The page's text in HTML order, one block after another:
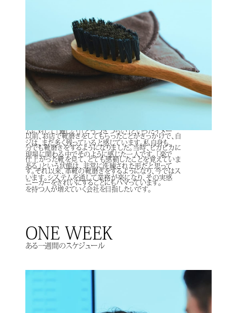
FUTURE
私の未来
私が目指す未来は、「現場の方々が少しでも楽にITに
触れられる」ようになることです。現在では携帯やPC
ムに対して「難しい」「とっつきづらい」といったイメー
ジは、まだ多く残っていると感じています。私自身も、
現場に関わる中でそのように感じた一人です。「楽で
ある」という状態は、非常に洗練された形だと思って
います。システムを通して業務が楽になり、その実感
を持つ人が増えていく会社を目指したいです。
以前、お店で靴磨きをしてもらったことがきっかけで、自
分でも靴磨きをするようになりました。当時、ピカピカに
仕上がった靴を見て、とても感動したことを覚えていま
す。それ以来、革靴の靴磨きをするようになり、今ではス
ニーカーをきれいにすることにもハマっています。
ONE WEEK
ある一週間のスケジュール